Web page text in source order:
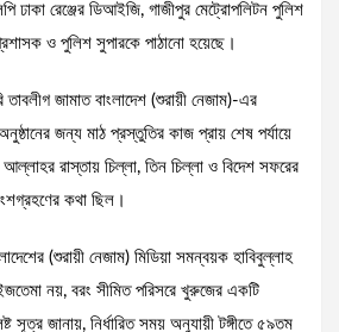
ঢাকা রেঞ্জের ডিআইজি, গাজীপুর মেট্রোপলিটন পুলিশ
ও পুলিশ সুপারকে পাঠানো হয়েছে।
জামাত বাংলাদেশ (শুরায়ী নেজাম)-এর
জন্য মাঠ প্রস্তুতির কাজ প্রায় শেষ পর্যায়ে
রাস্তায় চিল্লা, তিন চিল্লা ও বিদেশ সফরের
কথা ছিল।
(শুরায়ী নেজাম) মিডিয়া সমন্বয়ক হাবিবুল্লাহ
নয়, বরং সীমিত পরিসরে খুরুজের একটি
জানায়, নির্ধারিত সময় অনুযায়ী টঙ্গীতে ৫৯তম